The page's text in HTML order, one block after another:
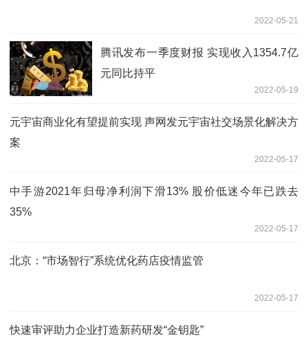
2022-05-21
腾讯发布一季度财报 实现收入1354.7亿
元同比持平
2022-05-19
元宇宙商业化有望提前实现 声网发元宇宙社交场景化解决方
案
2022-05-17
中手游2021年归母净利润下滑13% 股价低迷今年已跌去
35%
2022-05-17
北京：“市场智行”系统优化药店疫情监管
2022-05-17
快速审评助力企业打造新药研发“金钥匙”